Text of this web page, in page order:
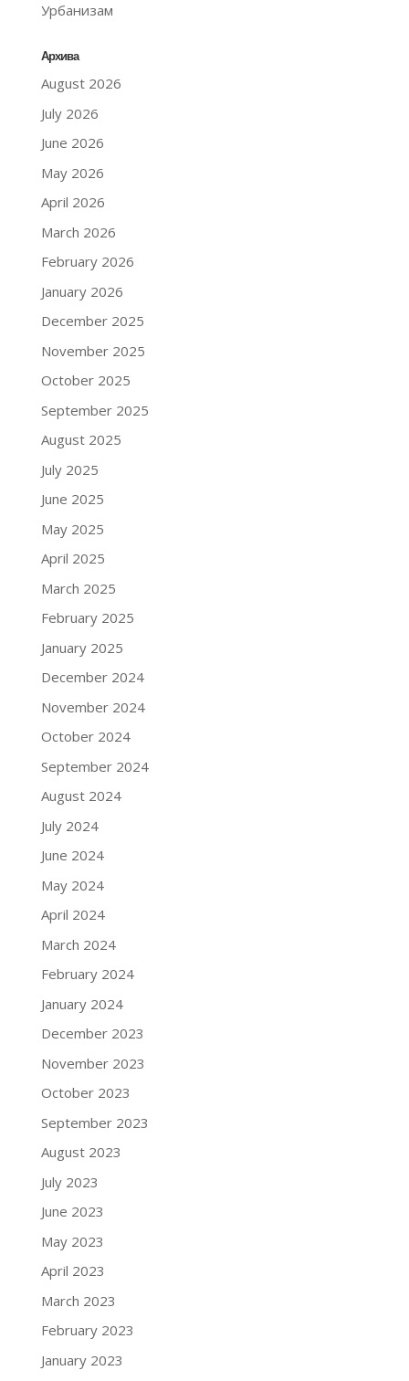
Урбанизам
Архива
August 2026
July 2026
June 2026
May 2026
April 2026
March 2026
February 2026
January 2026
December 2025
November 2025
October 2025
September 2025
August 2025
July 2025
June 2025
May 2025
April 2025
March 2025
February 2025
January 2025
December 2024
November 2024
October 2024
September 2024
August 2024
July 2024
June 2024
May 2024
April 2024
March 2024
February 2024
January 2024
December 2023
November 2023
October 2023
September 2023
August 2023
July 2023
June 2023
May 2023
April 2023
March 2023
February 2023
January 2023